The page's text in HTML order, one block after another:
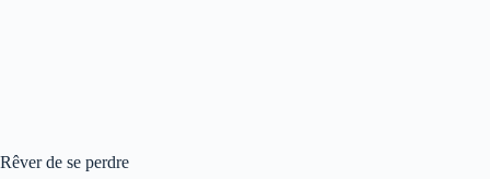
Rêver de se perdre